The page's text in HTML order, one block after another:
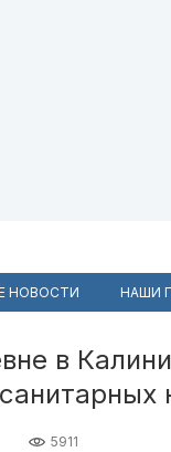
НОВОСТИ НАШИ
в
5911